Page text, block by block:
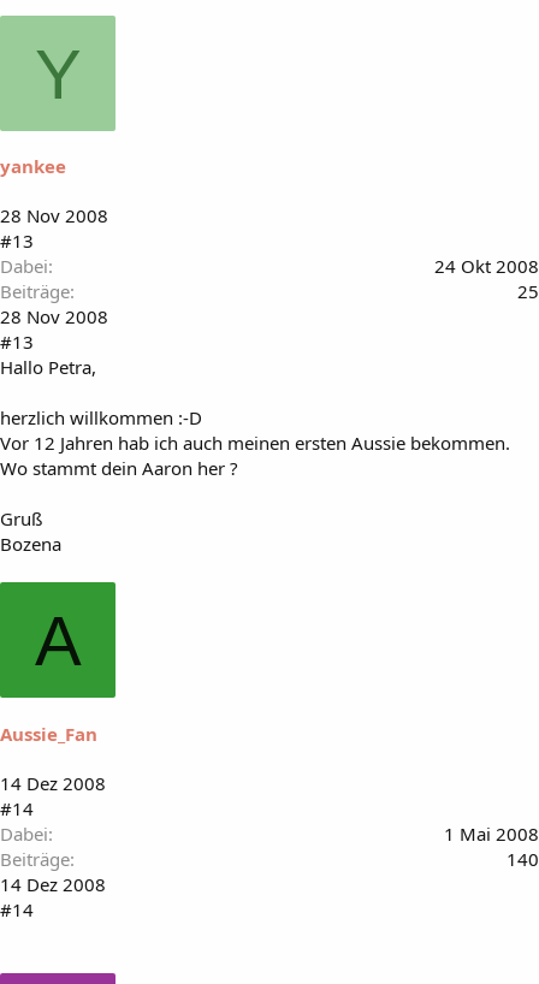
Y
yankee
28 Nov 2008
#13
Dabei
24 Okt 2008
Beiträge
25
28 Nov 2008
#13
Hallo Petra,
herzlich willkommen :-D
Vor 12 Jahren hab ich auch meinen ersten Aussie bekommen.
Wo stammt dein Aaron her ?
Gruß
Bozena
A
Aussie_Fan
14 Dez 2008
#14
Dabei
1 Mai 2008
Beiträge
140
14 Dez 2008
#14